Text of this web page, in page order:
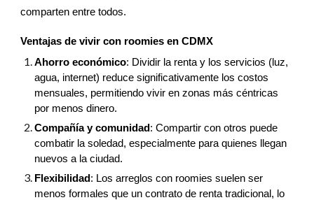
comparten entre todos.
Ventajas de vivir con roomies en CDMX
Ahorro económico: Dividir la renta y los servicios (luz,
agua, internet) reduce significativamente los costos
mensuales, permitiendo vivir en zonas más céntricas
por menos dinero.
Compañía y comunidad : Compartir con otros puede
combatir la soledad, especialmente para quienes llegan
nuevos a la ciudad.
Flexibilidad : Los arreglos con roomies suelen ser
menos formales que un contrato de renta tradicional, lo